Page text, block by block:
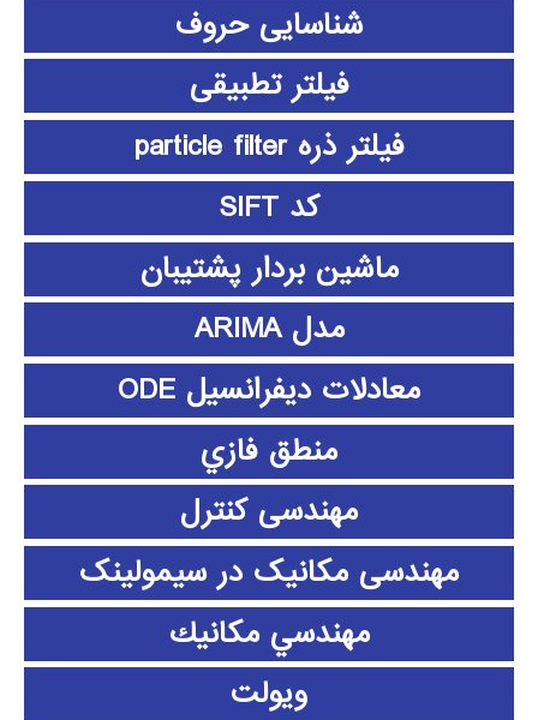
شناسایی حروف
فیلتر تطبیقی
فیلتر ذره particle filter
کد SIFT
ماشین بردار پشتیبان
مدل ARIMA
معادلات دیفرانسیل ODE
منطق فازي
مهندسی کنترل
مهندسی مکانیک در سیمولینک
مهندسي مكانيك
ویولت